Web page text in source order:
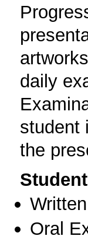
daily
student
the
Oral